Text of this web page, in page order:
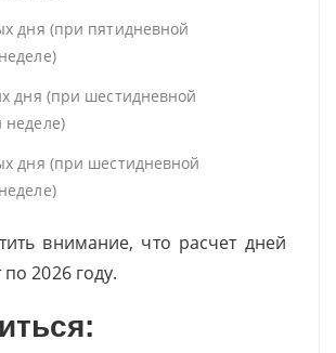
дня (при пятидневной
дня (при шестидневной
неделе)
дня (при шестидневной
внимание, что расчет дней
2026 году.